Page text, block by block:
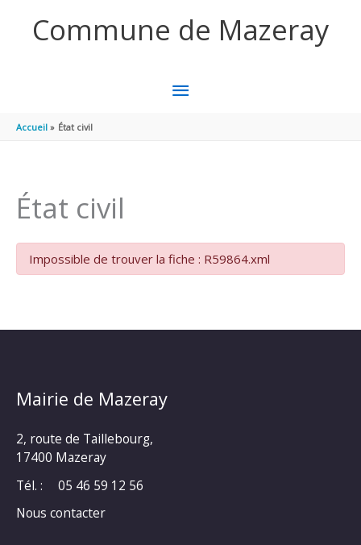
Commune de Mazeray
MENU
Accueil État civil
État civil
Impossible de trouver la fiche : R59864.xml
Mairie de Mazeray
2, route de Taillebourg,
17400 Mazeray
Tél. :
05 46 59 12 56
Nous contacter